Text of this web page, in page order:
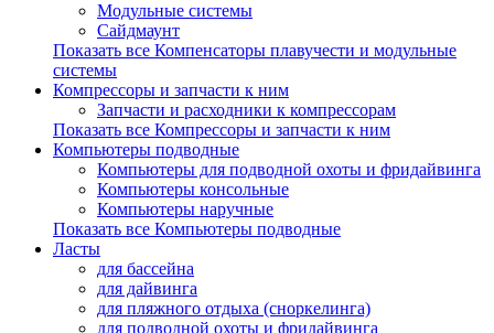
Модульные системы
Сайдмаунт
Показать все Компенсаторы плавучести и модульные
системы
Компрессоры и запчасти к ним
Запчасти и расходники к компрессорам
Показать все Компрессоры и запчасти к ним
Компьютеры подводные
Компьютеры для подводной охоты и фридайвинга
Компьютеры консольные
Компьютеры наручные
Показать все Компьютеры подводные
Ласты
для бассейна
для дайвинга
для пляжного отдыха (сноркелинга)
для подводной охоты и фридайвинга